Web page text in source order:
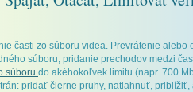
časti zo súboru videa. Prevrátenie alebo
súboru, pridanie prechodov medzi
súboru do akéhokoľvek limitu (napr. 700
pridať čierne pruhy, natiahnuť, priblížiť,